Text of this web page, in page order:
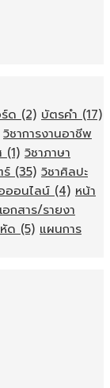
ด (2) บัตรคำ (17)
วิชาการงานอาชีพ
(1) วิชาภาษา
ร์ (35) วิชาศิลปะ
ออนไลน์ (4) หน้า
เอกสาร/รายงา
ด (5) แผนการ